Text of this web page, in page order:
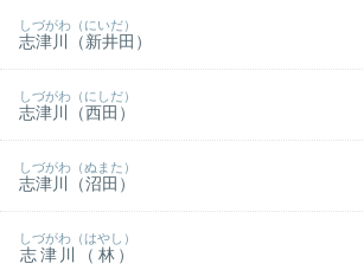
志津川（新井田）
しづがわ（にいだ）
志津川（西田）
しづがわ（にしだ）
志津川（沼田）
しづがわ（ぬまた）
志津川（林）
しづがわ（はやし）